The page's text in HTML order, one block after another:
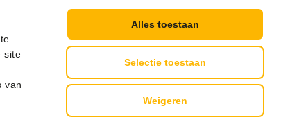
site
van
Alles toestaan
Selectie toestaan
Weigeren